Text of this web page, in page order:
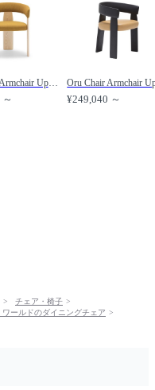
Oru Chair Armchair Upholstered Seat and Back / オル チェア SO2271 アームチェア 張背座 /
¥249,040 ～
チェア・椅子
ワールドのダイニングチェア